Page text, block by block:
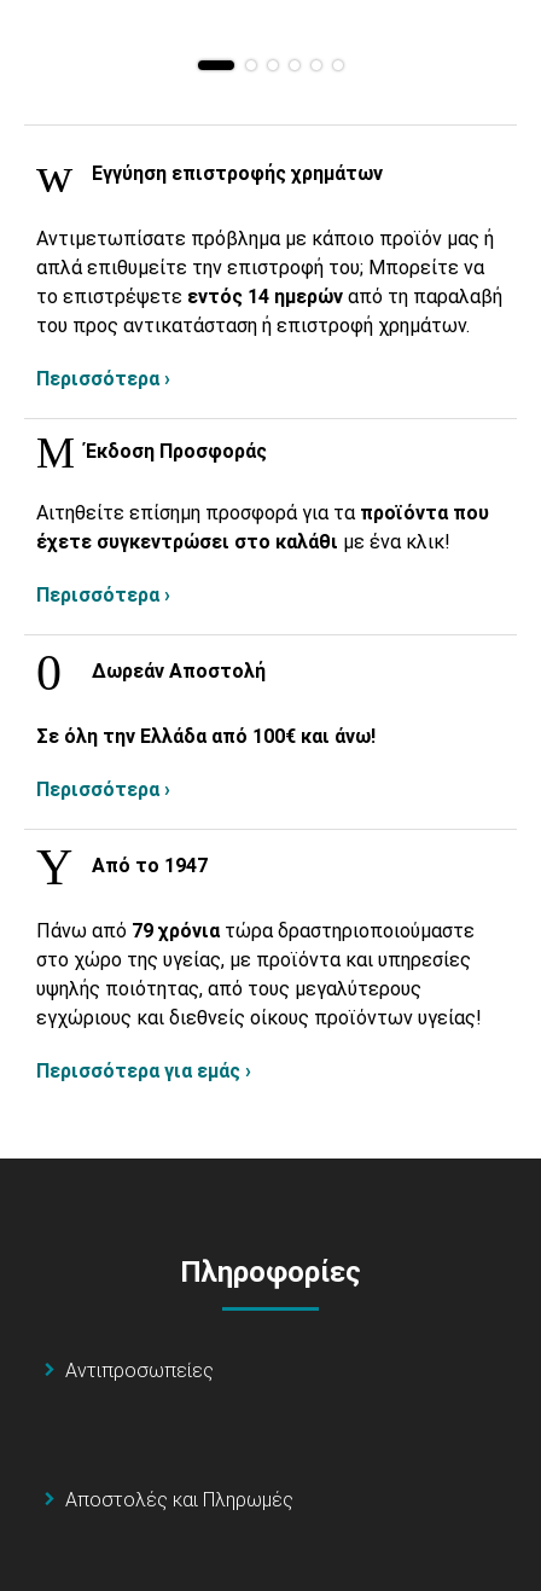
Εγγύηση επιστροφής χρημάτων
Αντιμετωπίσατε πρόβλημα με κάποιο προϊόν μας ή
απλά επιθυμείτε την επιστροφή του; Μπορείτε να
το επιστρέψετε εντός 14 ημερών από τη παραλαβή
του προς αντικατάσταση ή επιστροφή χρημάτων.
Περισσότερα ›
Έκδοση Προσφοράς
Αιτηθείτε επίσημη προσφορά για τα προϊόντα που
έχετε συγκεντρώσει στο καλάθι με ένα κλικ!
Περισσότερα ›
Δωρεάν Αποστολή
Σε όλη την Ελλάδα από 100€ και άνω!
Περισσότερα ›
Από το 1947
Πάνω από 79 χρόνια τώρα δραστηριοποιούμαστε
στο χώρο της υγείας, με προϊόντα και υπηρεσίες
υψηλής ποιότητας, από τους μεγαλύτερους
εγχώριους και διεθνείς οίκους προϊόντων υγείας!
Περισσότερα για εμάς ›
Πληροφορίες
Αντιπροσωπείες
Αποστολές και Πληρωμές